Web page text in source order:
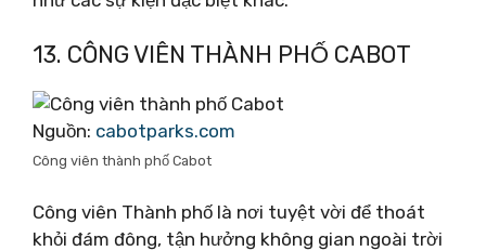
13. CÔNG VIÊN THÀNH PHỐ CABOT
Nguồn: cabotparks.com
Công viên thành phố Cabot
Công viên Thành phố là nơi tuyệt vời để thoát
khỏi đám đông, tận hưởng không gian ngoài trời